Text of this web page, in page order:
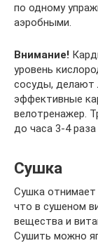
по одному
аэробными.
Внимание!
уровень
сосуды, делают
эффективные
велотренажер.
до часа 3-4
Сушка
Сушка отнимает
что в сушеном
вещества и
Сушить можно